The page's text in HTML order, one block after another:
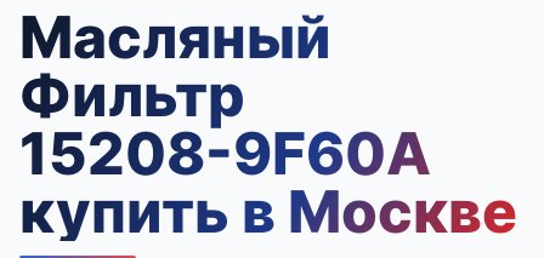
Масляный
Фильтр
15208-9F60A
купить в Москве